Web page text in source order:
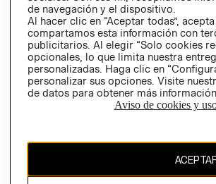
de navegación y el dispositivo.
Al hacer clic en “Aceptar todas”,
compartamos esta información con
publicitarios. Al elegir “Solo cookies
opcionales, lo que limita nuestra
personalizadas. Haga clic en
personalizar sus opciones. Visite
de datos para obtener más información.
Aviso de cookies y